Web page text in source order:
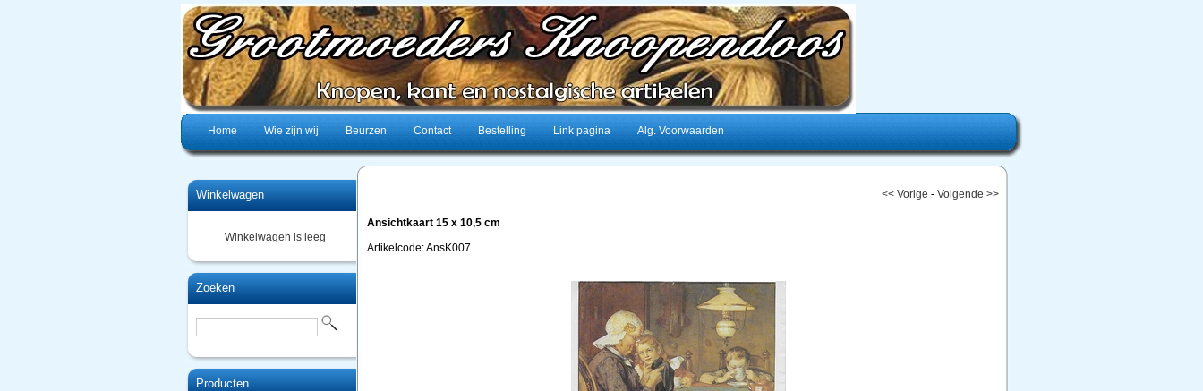
Home Wie zijn wij Beurzen Contact Bestelling Link pagina Alg. Voorwaarden
Winkelwagen
Winkelwagen is leeg
Zoeken
Producten
<< Vorige - Volgende >>
Ansichtkaart 15 x 10,5 cm
Artikelcode: AnsK007